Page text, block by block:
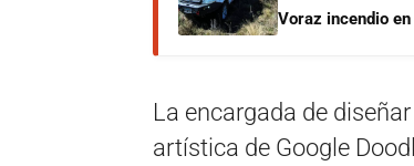
Voraz incendio
La encargada de
artística de Google